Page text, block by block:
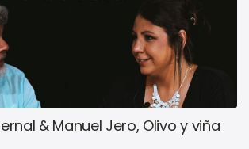
& Manuel Jero, Olivo y viña